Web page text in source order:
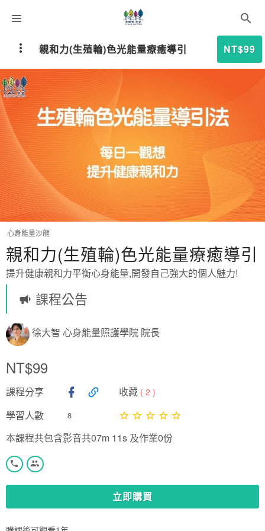
課程分類
師資團隊
聯絡我們
語系選擇
折扣碼
心身能量沙龍
親和力(生殖輪)色光能量療癒導引
提升健康親和力平衡心身能量,開發自己強大的個人魅力!
課程公告
徐大智 心身能量照護學院 院長
NT$99
課程分享 收藏 ( 2 )
學習人數 8
本課程共包含影音共07m 11s 及作業0份
立即購買
親和力(生殖輪)色光能量療癒導引 NT$99